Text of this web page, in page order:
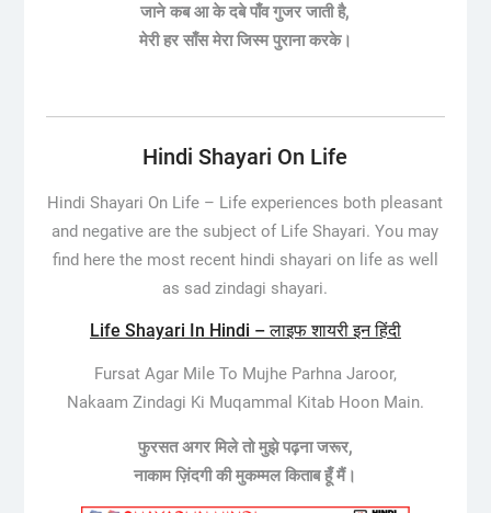
जाने कब आ के दबे पाँव गुजर जाती है,
मेरी हर साँस मेरा जिस्म पुराना करके।
Hindi Shayari On Life
Hindi Shayari On Life – Life experiences both pleasant
and negative are the subject of Life Shayari. You may
find here the most recent hindi shayari on life as well
as sad zindagi shayari.
Life Shayari In Hindi – लाइफ शायरी इन हिंदी
Fursat Agar Mile To Mujhe Parhna Jaroor,
Nakaam Zindagi Ki Muqammal Kitab Hoon Main.
फुरसत अगर मिले तो मुझे पढ़ना जरूर,
नाकाम ज़िंदगी की मुकम्मल किताब हूँ मैं।